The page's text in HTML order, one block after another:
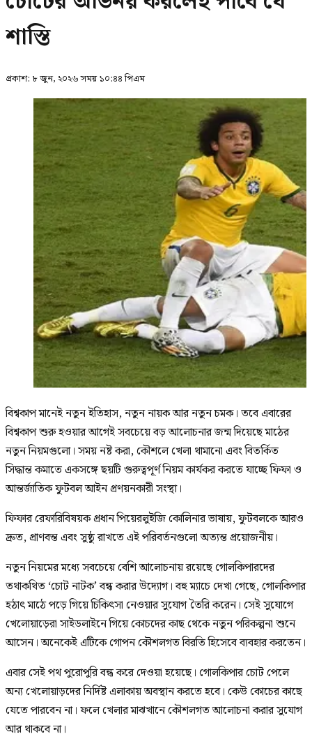
শাস্তি
প্রকাশ: ৮ জুন, ২০২৬ সময় ১০:৪৪ পিএম
বিশ্বকাপ মানেই নতুন ইতিহাস, নতুন নায়ক আর নতুন চমক। তবে এবারের
বিশ্বকাপ শুরু হওয়ার আগেই সবচেয়ে বড় আলোচনার জন্ম দিয়েছে মাঠের
নতুন নিয়মগুলো। সময় নষ্ট করা, কৌশলে খেলা থামানো এবং বিতর্কিত
সিদ্ধান্ত কমাতে একসঙ্গে ছয়টি গুরুত্বপূর্ণ নিয়ম কার্যকর করতে যাচ্ছে ফিফা ও
আন্তর্জাতিক ফুটবল আইন প্রণয়নকারী সংস্থা।
ফিফার রেফারিবিষয়ক প্রধান পিয়েরলুইজি কোলিনার ভাষায়, ফুটবলকে আরও
দ্রুত, প্রাণবন্ত এবং সুষ্ঠু রাখতে এই পরিবর্তনগুলো অত্যন্ত প্রয়োজনীয়।
নতুন নিয়মের মধ্যে সবচেয়ে বেশি আলোচনায় রয়েছে গোলকিপারদের
তথাকথিত ‘চোট নাটক’ বন্ধ করার উদ্যোগ। বহু ম্যাচে দেখা গেছে, গোলকিপার
হঠাৎ মাঠে পড়ে গিয়ে চিকিৎসা নেওয়ার সুযোগ তৈরি করেন। সেই সুযোগে
খেলোয়াড়েরা সাইডলাইনে গিয়ে কোচদের কাছ থেকে নতুন পরিকল্পনা শুনে
আসেন। অনেকেই এটিকে গোপন কৌশলগত বিরতি হিসেবে ব্যবহার করতেন।
এবার সেই পথ পুরোপুরি বন্ধ করে দেওয়া হয়েছে। গোলকিপার চোট পেলে
অন্য খেলোয়াড়দের নির্দিষ্ট এলাকায় অবস্থান করতে হবে। কেউ কোচের কাছে
যেতে পারবেন না। ফলে খেলার মাঝখানে কৌশলগত আলোচনা করার সুযোগ
আর থাকবে না।